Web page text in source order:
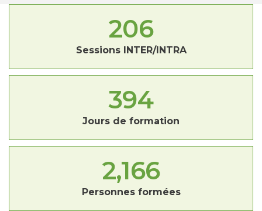
206
Sessions INTER/INTRA
394
Jours de formation
2,166
Personnes formées